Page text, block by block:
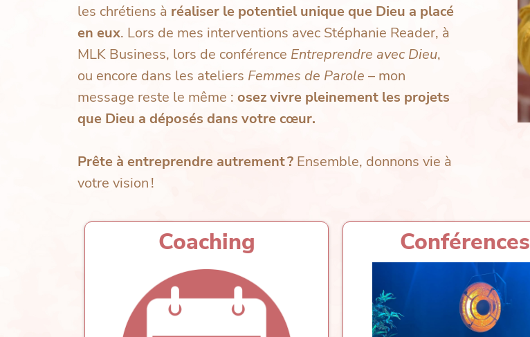
les chrétiens à réaliser le potentiel unique que Dieu a placé
en eux. Lors de mes interventions avec Stéphanie Reader, à
MLK Business, lors de conférence Entreprendre avec Dieu,
ou encore dans les ateliers Femmes de Parole – mon
message reste le même : osez vivre pleinement les projets
que Dieu a déposés dans votre cœur.
Prête à entreprendre autrement ? Ensemble, donnons vie à
votre vision !
Coaching Conférences